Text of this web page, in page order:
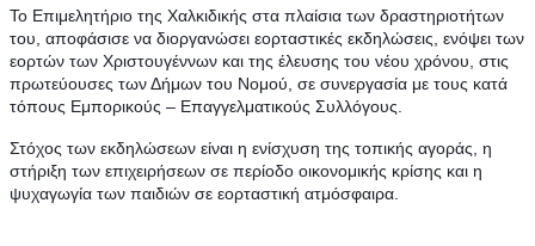
Το Επιμελητήριο της Χαλκιδικής στα πλαίσια των δραστηριοτήτων
του, αποφάσισε να διοργανώσει εορταστικές εκδηλώσεις, ενόψει των
εορτών των Χριστουγέννων και της έλευσης του νέου χρόνου, στις
πρωτεύουσες των Δήμων του Νομού, σε συνεργασία με τους κατά
τόπους Εμπορικούς – Επαγγελματικούς Συλλόγους.
Στόχος των εκδηλώσεων είναι η ενίσχυση της τοπικής αγοράς, η
στήριξη των επιχειρήσεων σε περίοδο οικονομικής κρίσης και η
ψυχαγωγία των παιδιών σε εορταστική ατμόσφαιρα.